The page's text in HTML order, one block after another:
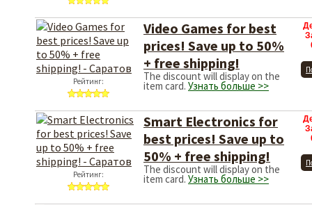
Рейтинг:
Video Games for best
prices! Save up to 50%
+ free shipping!
The discount will display on the
item card. Узнать больше >>
Рейтинг:
Smart Electronics for
best prices! Save up to
50% + free shipping!
The discount will display on the
item card. Узнать больше >>